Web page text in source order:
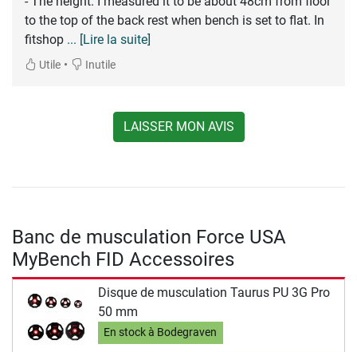
to the top of the back rest when bench is set to flat. In
fitshop ... [Lire la suite]
Utile • Inutile
LAISSER MON AVIS
Banc de musculation Force USA
MyBench FID Accessoires
Disque de musculation Taurus PU 3G Pro
50 mm
En stock à Bodegraven